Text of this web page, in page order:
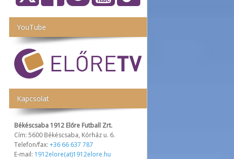
YouTube
Kapcsolat
Békéscsaba 1912 Előre Futball Zrt.
Cím: 5600 Békéscsaba, Kórház u. 6.
Telefon/fax: +36 66 637 787
E-mail: 1912elore(at)1912elore.hu